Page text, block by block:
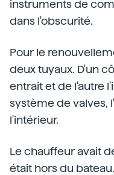
instruments de
dans l'obscurité.
Pour le
deux tuyaux. D'un
entrait et de l'autre
système de valves,
l'intérieur.
Le chauffeur avait
était hors du